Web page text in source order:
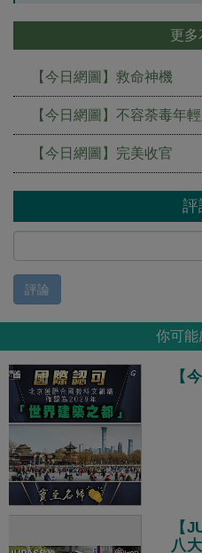
更多
【今日網圖】救命神機
【今日網圖】不容荼毒年輕
【今日網圖】完美收官
評
評論
你可能
【
【
八